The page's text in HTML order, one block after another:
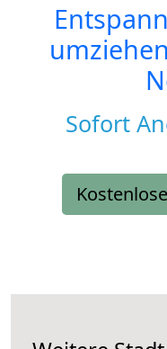
Sofort